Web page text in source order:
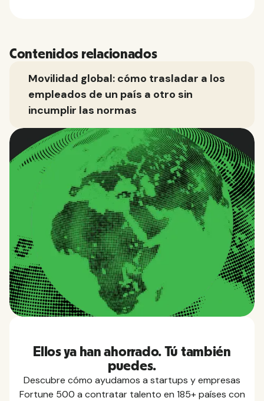
Contenidos relacionados
Movilidad global: cómo trasladar a los
empleados de un país a otro sin
incumplir las normas
Ellos ya han ahorrado. Tú también
puedes.
Descubre cómo ayudamos a startups y empresas
Fortune 500 a contratar talento en 185+ países con